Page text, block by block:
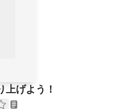
上げよう！